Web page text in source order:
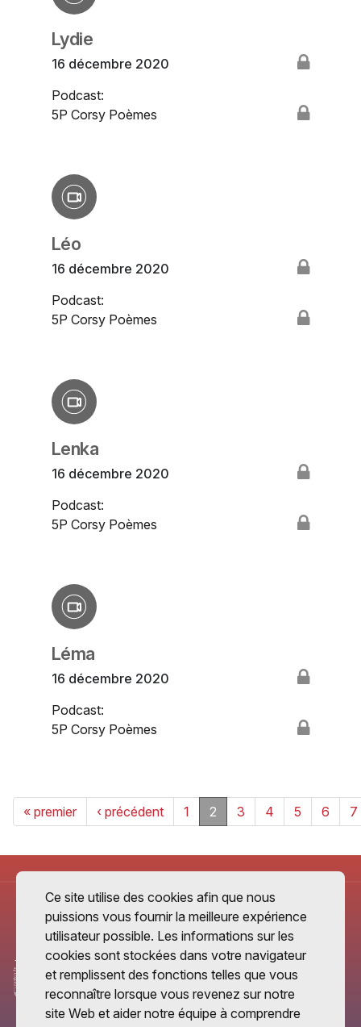
Lydie
16 décembre 2020
Podcast:
5P Corsy Poèmes
Léo
16 décembre 2020
Podcast:
5P Corsy Poèmes
Lenka
16 décembre 2020
Podcast:
5P Corsy Poèmes
Léma
16 décembre 2020
Podcast:
5P Corsy Poèmes
« premier ‹ précédent 1 2 3 4 5 6 7
Ce site utilise des cookies afin que nous
puissions vous fournir la meilleure expérience
utilisateur possible. Les informations sur les
cookies sont stockées dans votre navigateur
et remplissent des fonctions telles que vous
reconnaître lorsque vous revenez sur notre
site Web et aider notre équipe à comprendre